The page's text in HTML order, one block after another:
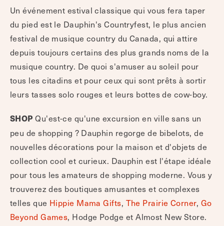
Un événement estival classique qui vous fera taper
du pied est le Dauphin's Countryfest, le plus ancien
festival de musique country du Canada, qui attire
depuis toujours certains des plus grands noms de la
musique country. De quoi s'amuser au soleil pour
tous les citadins et pour ceux qui sont prêts à sortir
leurs tasses solo rouges et leurs bottes de cow-boy.
SHOPQu'est-ce qu'une excursion en ville sans un
peu de shopping ? Dauphin regorge de bibelots, de
nouvelles décorations pour la maison et d'objets de
collection cool et curieux. Dauphin est l'étape idéale
pour tous les amateurs de shopping moderne. Vous y
trouverez des boutiques amusantes et complexes
telles que Hippie Mama Gifts, The Prairie Corner, Go
Beyond Games, Hodge Podge et Almost New Store.